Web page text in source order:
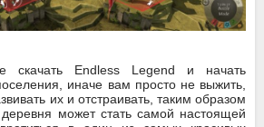
Endless Legend и начать
иначе вам просто не выжить,
их и отстраивать, таким образом
может стать самой настоящей